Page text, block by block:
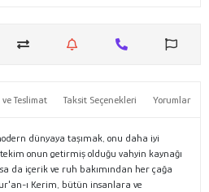
Teslimat Taksit Seçenekleri Yorumlar
dünyaya taşımak, onu daha iyi
onun getirmiş olduğu vahyin kaynağı
da içerik ve ruh bakımından her çağa
ı Kerim, bütün insanlara ve